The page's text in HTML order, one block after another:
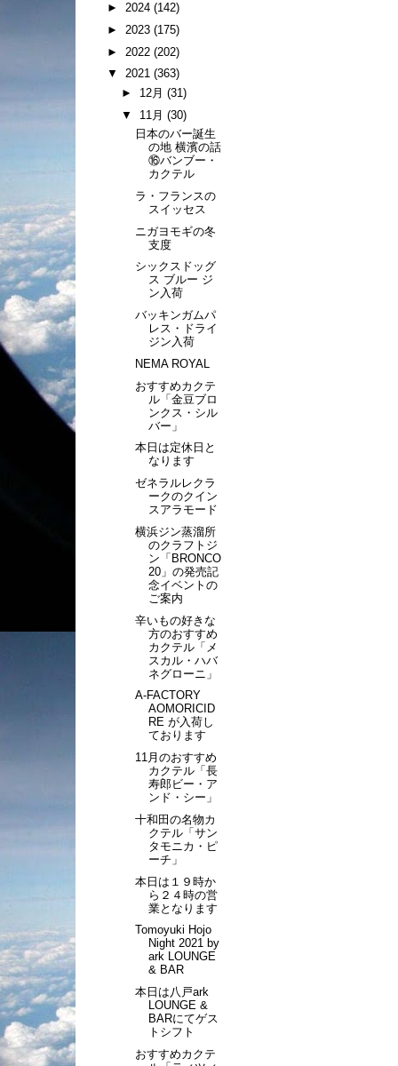
► 2024 (142)
► 2023 (175)
► 2022 (202)
▼ 2021 (363)
► 12月 (31)
▼ 11月 (30)
日本のバー誕生
の地 横濱の話
⑯バンブー・
カクテル
ラ・フランスの
スイッセス
ニガヨモギの冬
支度
シックスドッグ
ス ブルー ジ
ン入荷
バッキンガムパ
レス・ドライ
ジン入荷
NEMA ROYAL
おすすめカクテ
ル「金豆ブロ
ンクス・シル
バー」
本日は定休日と
なります
ゼネラルレクラ
ークのクイン
スアラモード
横浜ジン蒸溜所
のクラフトジ
ン「BRONCO
20」の発売記
念イベントの
ご案内
辛いもの好きな
方のおすすめ
カクテル「メ
スカル・ハバ
ネグローニ」
A-FACTORY
AOMORICID
RE が入荷し
ております
11月のおすすめ
カクテル「長
寿郎ビー・ア
ンド・シー」
十和田の名物カ
クテル「サン
タモニカ・ピ
ーチ」
本日は１９時か
ら２４時の営
業となります
Tomoyuki Hojo
Night 2021 by
ark LOUNGE
& BAR
本日は八戸ark
LOUNGE &
BARにてゲス
トシフト
おすすめカクテ